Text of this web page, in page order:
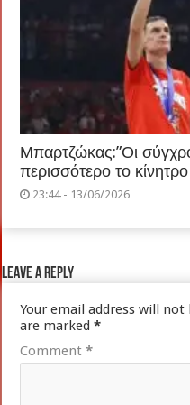
Μπαρτζώκας:”Οι
περισσότερο το
23:44 - 13/06/2026
Leave a Reply
Your email address will not
are marked*
Comment*